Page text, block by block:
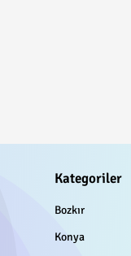
Kategoriler
Bozkır
Konya